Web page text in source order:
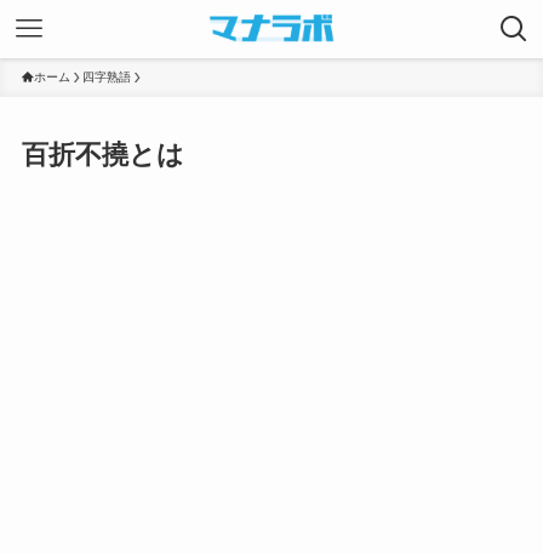
ホーム 四字熟語
百折不撓とは